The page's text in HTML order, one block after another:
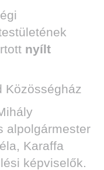
nyílt
Közösségház
alpolgármester
Karaffa
képviselők.